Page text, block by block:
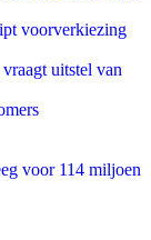
voorverkiezing
uitstel van
voor 114 miljoen